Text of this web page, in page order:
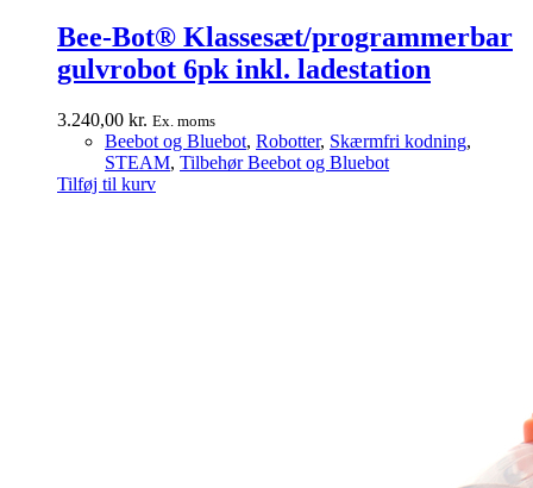
Bee-Bot® Klassesæt/programmerbar
gulvrobot 6pk inkl. ladestation
3.240,00 kr. Ex. moms
Beebot og Bluebot, Robotter, Skærmfri kodning,
STEAM, Tilbehør Beebot og Bluebot
Tilføj til kurv